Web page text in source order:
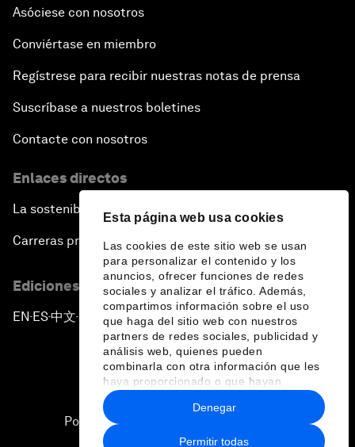
Esta página web usa cookies
Las cookies de este sitio web se usan
para personalizar el contenido y los
anuncios, ofrecer funciones de redes
sociales y analizar el tráfico. Además,
compartimos información sobre el uso
que haga del sitio web con nuestros
partners de redes sociales, publicidad y
análisis web, quienes pueden
combinarla con otra información que les
haya proporcionado o que hayan
recopilado a partir del uso que haya
hecho de sus servicios.
Permitir todas
Denegar
Asóciese con nosotros
Conviértase en miembro
Regístrese para recibir nuestras notas de prensa
Suscríbase a nuestros boletines
Contacte con nosotros
Enlaces directos
La sostenibilidad en el Foro
Carreras profesionales
Ediciones en otros idiomas
EN ▪ ES▪中文▪ 日本語
Política de privacidad y normas de uso